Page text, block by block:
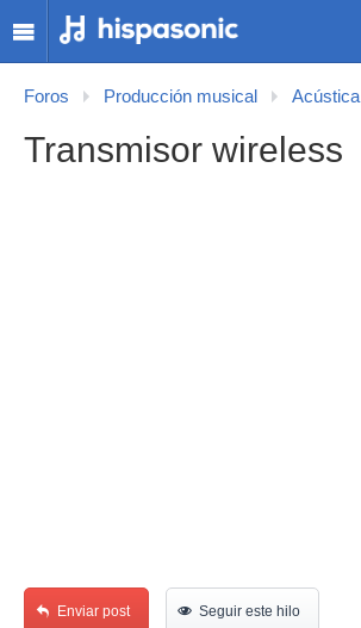
Foros Producción musical Acústica
Transmisor wireless
Enviar post Seguir este hilo